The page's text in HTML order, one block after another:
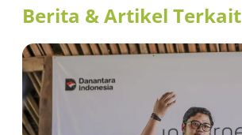
Berita & Artikel Terkait